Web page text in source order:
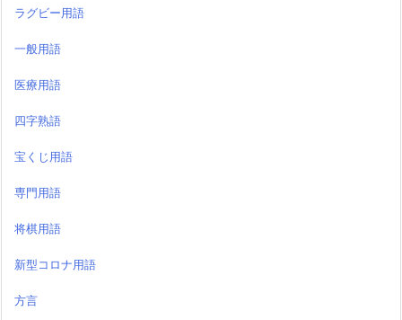
ラグビー用語
一般用語
医療用語
四字熟語
宝くじ用語
専門用語
将棋用語
新型コロナ用語
方言